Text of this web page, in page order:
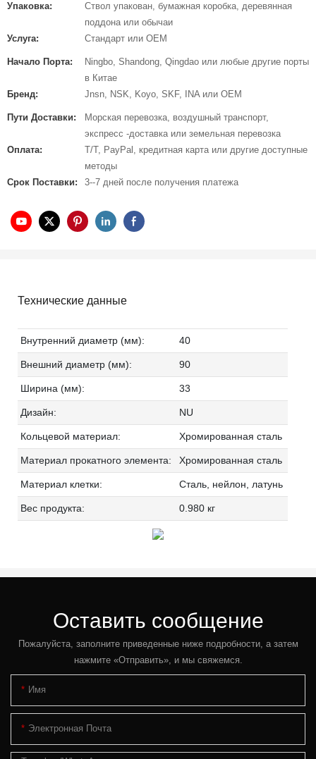
Упаковка:
Ствол упакован, бумажная коробка, деревянная
поддона или обычаи
Услуга:
Стандарт или OEM
Начало Порта:
Ningbo, Shandong, Qingdao или любые другие порты
в Китае
Бренд:
Jnsn, NSK, Koyo, SKF, INA или OEM
Пути Доставки:
Морская перевозка, воздушный транспорт,
экспресс -доставка или земельная перевозка
Оплата:
T/T, PayPal, кредитная карта или другие доступные
методы
Срок Поставки:
3--7 дней после получения платежа
Технические данные
Внутренний диаметр (мм): 40
Внешний диаметр (мм): 90
Ширина (мм): 33
Дизайн: NU
Кольцевой материал: Хромированная сталь
Материал прокатного элемента: Хромированная сталь
Материал клетки: Сталь, нейлон, латунь
Вес продукта: 0.980 кг
Оставить сообщение
Пожалуйста, заполните приведенные ниже подробности, а затем
нажмите «Отправить», и мы свяжемся.
Имя
Электронная Почта